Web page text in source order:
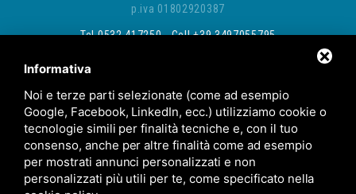
p.iva 01802920387
Tel 0532 417250 - Cell +39 3497055795
Informativa
Noi e terze parti selezionate (come ad esempio
Google, Facebook, LinkedIn, ecc.) utilizziamo cookie o
tecnologie simili per finalità tecniche e, con il tuo
consenso, anche per altre finalità come ad esempio
per mostrati annunci personalizzati e non
personalizzati più utili per te, come specificato nella